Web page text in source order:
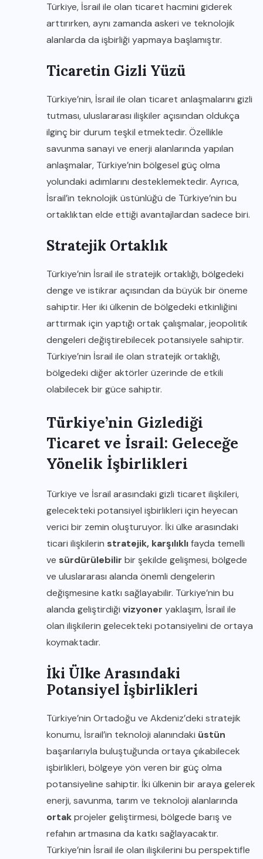
Türkiye, İsrail ile olan ticaret hacmini giderek
arttırırken, aynı zamanda askeri ve teknolojik
alanlarda da işbirliği yapmaya başlamıştır.
Ticaretin Gizli Yüzü
Türkiye’nin, İsrail ile olan ticaret anlaşmalarını gizli
tutması, uluslararası ilişkiler açısından oldukça
ilginç bir durum teşkil etmektedir. Özellikle
savunma sanayi ve enerji alanlarında yapılan
anlaşmalar, Türkiye’nin bölgesel güç olma
yolundaki adımlarını desteklemektedir. Ayrıca,
İsrail’in teknolojik üstünlüğü de Türkiye’nin bu
ortaklıktan elde ettiği avantajlardan sadece biri.
Stratejik Ortaklık
Türkiye’nin İsrail ile stratejik ortaklığı, bölgedeki
denge ve istikrar açısından da büyük bir öneme
sahiptir. Her iki ülkenin de bölgedeki etkinliğini
arttırmak için yaptığı ortak çalışmalar, jeopolitik
dengeleri değiştirebilecek potansiyele sahiptir.
Türkiye’nin İsrail ile olan stratejik ortaklığı,
bölgedeki diğer aktörler üzerinde de etkili
olabilecek bir güce sahiptir.
Türkiye’nin Gizlediği
Ticaret ve İsrail: Geleceğe
Yönelik İşbirlikleri
Türkiye ve İsrail arasındaki gizli ticaret ilişkileri,
gelecekteki potansiyel işbirlikleri için heyecan
verici bir zemin oluşturuyor. İki ülke arasındaki
ticari ilişkilerin stratejik, karşılıklıfayda temelli
ve sürdürülebilir bir şekilde gelişmesi, bölgede
ve uluslararası alanda önemli dengelerin
değişmesine katkı sağlayabilir. Türkiye’nin bu
alanda geliştirdiği vizyoner yaklaşım, İsrail ile
olan ilişkilerin gelecekteki potansiyelini de ortaya
koymaktadır.
İki Ülke Arasındaki
Potansiyel İşbirlikleri
Türkiye’nin Ortadoğu ve Akdeniz’deki stratejik
konumu, İsrail’in teknoloji alanındaki üstün
başarılarıyla buluştuğunda ortaya çıkabilecek
işbirlikleri, bölgeye yön veren bir güç olma
potansiyeline sahiptir. İki ülkenin bir araya gelerek
enerji, savunma, tarım ve teknoloji alanlarında
ortakprojeler geliştirmesi, bölgede barış ve
refahın artmasına da katkı sağlayacaktır.
Türkiye’nin İsrail ile olan ilişkilerini bu perspektifle